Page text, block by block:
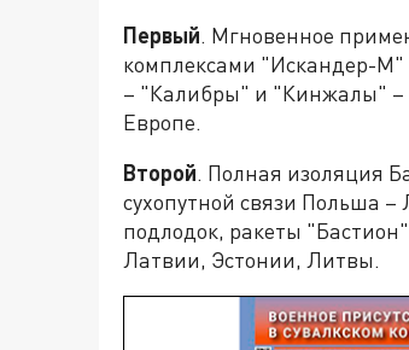
Первый. Мгновенное
комплексами "Искандер-
– "Калибры" и "Кинжалы" –
Европе.
Второй. Полная изоляция
сухопутной связи Польша –
подлодок, ракеты
Латвии, Эстонии, Литвы.